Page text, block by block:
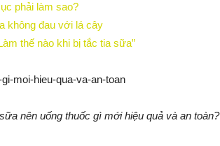
phải làm sao?
không đau với lá cây
thế nào khi bị tắc tia sữa”
nên uống thuốc gì mới hiệu quả và an toàn?